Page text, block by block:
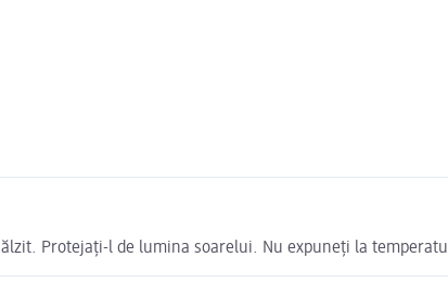
Protejați-l de lumina soarelui. Nu expuneți la temperatu